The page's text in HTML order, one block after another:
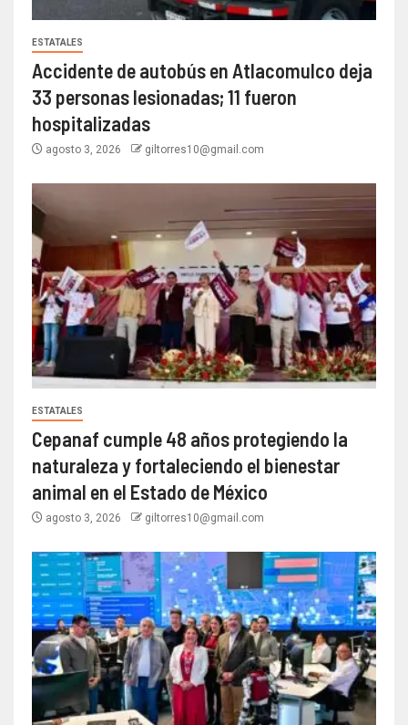
ESTATALES
Accidente de autobús en Atlacomulco deja
33 personas lesionadas; 11 fueron
hospitalizadas
agosto 3, 2026 giltorres10@gmail.com
ESTATALES
Cepanaf cumple 48 años protegiendo la
naturaleza y fortaleciendo el bienestar
animal en el Estado de México
agosto 3, 2026 giltorres10@gmail.com